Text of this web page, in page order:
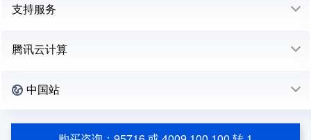
支持服务
腾讯云计算
中国站